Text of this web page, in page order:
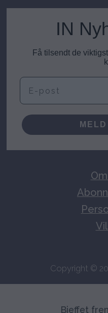
IN
Få tilsendt de
E-post
Copyright ©
Bjeffet